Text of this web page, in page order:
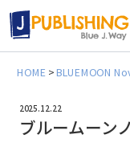
JA
HOME >BLUEMOON
2025.12.22
ブルームーン